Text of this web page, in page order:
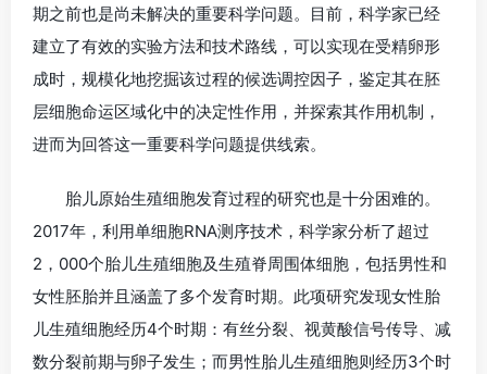
期之前也是尚未解决的重要科学问题。目前，科学家已经
建立了有效的实验方法和技术路线，可以实现在受精卵形
成时，规模化地挖掘该过程的候选调控因子，鉴定其在胚
层细胞命运区域化中的决定性作用，并探索其作用机制，
进而为回答这一重要科学问题提供线索。
胎儿原始生殖细胞发育过程的研究也是十分困难的。
2017年，利用单细胞RNA测序技术，科学家分析了超过
2，000个胎儿生殖细胞及生殖脊周围体细胞，包括男性和
女性胚胎并且涵盖了多个发育时期。此项研究发现女性胎
儿生殖细胞经历4个时期：有丝分裂、视黄酸信号传导、减
数分裂前期与卵子发生；而男性胎儿生殖细胞则经历3个时